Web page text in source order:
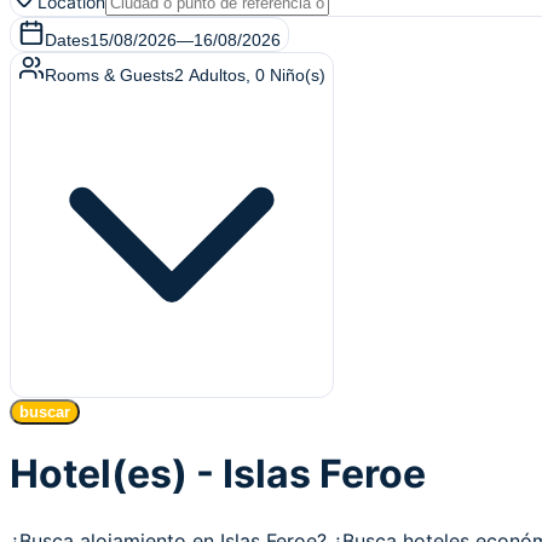
Dates15/08/2026—16/08/2026
Rooms & Guests2 Adultos 0 Niño(s)
buscar
Hotel(es) - Islas Feroe